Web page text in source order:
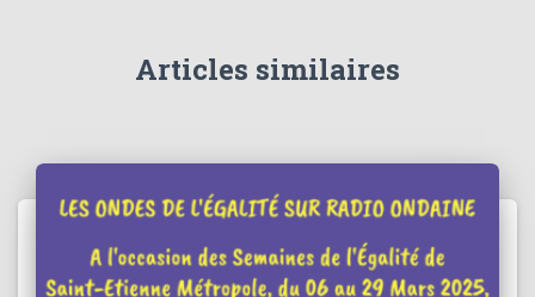
Articles similaires